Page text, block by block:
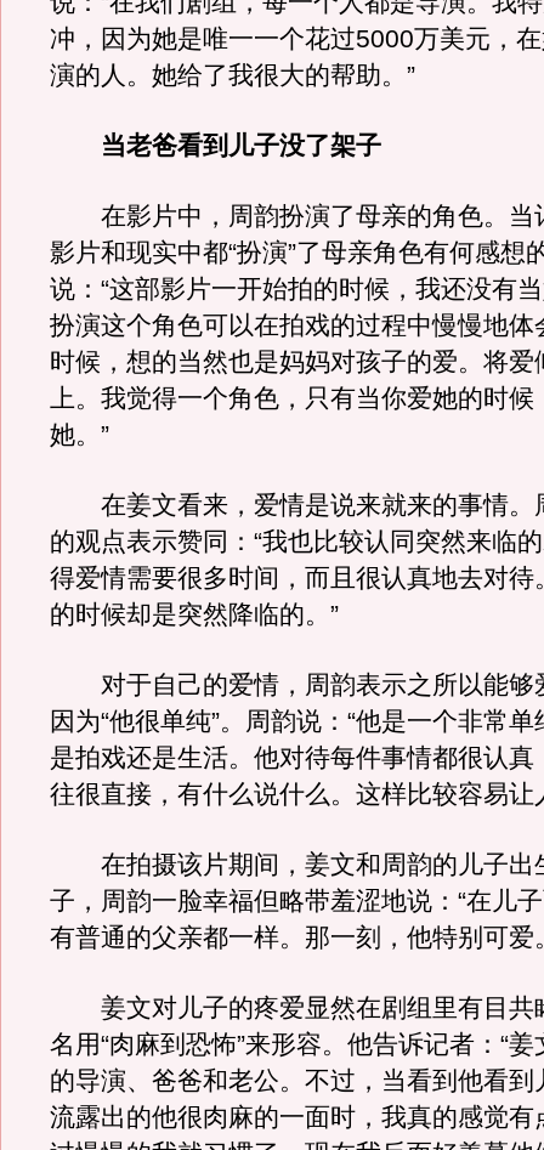
冲，因为她是唯一一个花过5000万美元，
演的人。她给了我很大的帮助。”
当老爸看到儿子没了架子
在影片中，周韵扮演了母亲的角色。当
影片和现实中都“扮演”了母亲角色有何感想
说：“这部影片一开始拍的时候，我还没有
扮演这个角色可以在拍戏的过程中慢慢地体
时候，想的当然也是妈妈对孩子的爱。将爱
上。我觉得一个角色，只有当你爱她的时候
她。”
在姜文看来，爱情是说来就来的事情。
的观点表示赞同：“我也比较认同突然来临
得爱情需要很多时间，而且很认真地去对待
的时候却是突然降临的。”
对于自己的爱情，周韵表示之所以能够
因为“他很单纯”。周韵说：“他是一个非常
是拍戏还是生活。他对待每件事情都很认真
往很直接，有什么说什么。这样比较容易让
在拍摄该片期间，姜文和周韵的儿子出
子，周韵一脸幸福但略带羞涩地说：“在儿
有普通的父亲都一样。那一刻，他特别可爱
姜文对儿子的疼爱显然在剧组里有目共
名用“肉麻到恐怖”来形容。他告诉记者：“
的导演、爸爸和老公。不过，当看到他看到
流露出的他很肉麻的一面时，我真的感觉有